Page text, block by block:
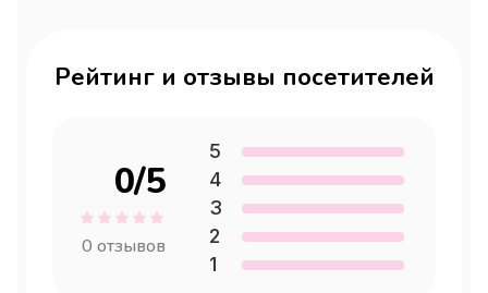
Рейтинг и отзывы посетителей
0/5
0 отзывов
5
4
3
2
1